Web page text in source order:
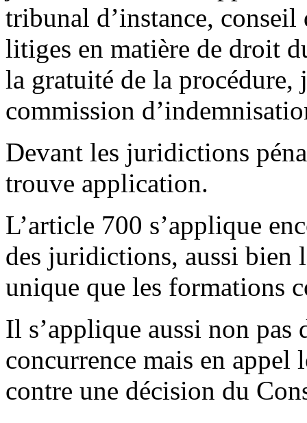
tribunal d’instance, conseil
litiges en matière de droit
la gratuité de la procédure,
commission
Devant les juridictions
trouve application.
L’article 700 s’applique
des juridictions, aussi bien
unique que les formations
Il s’applique aussi non pas
concurrence mais en
contre une décision du